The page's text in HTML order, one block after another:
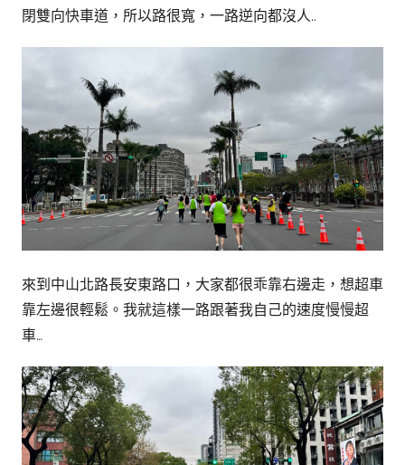
閉雙向快車道，所以路很寬，一路逆向都沒人..
來到中山北路長安東路口，大家都很乖靠右邊走，想超車
靠左邊很輕鬆。我就這樣一路跟著我自己的速度慢慢超
車…